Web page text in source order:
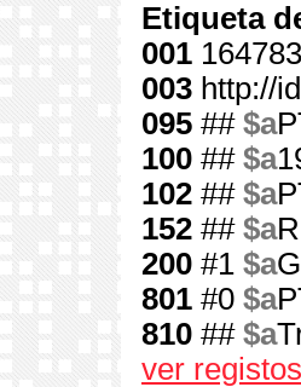
Etiqueta
001 164783
003 http://
095 ## $a
100 ## $a
102 ## $a
152 ## $a
200 #1 $a
801 #0 $a
810 ## $a
ver